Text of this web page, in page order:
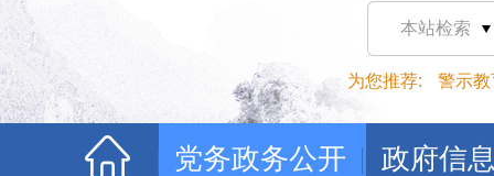
本站检索
为您推荐: 警示教
党务政务公开 政府信